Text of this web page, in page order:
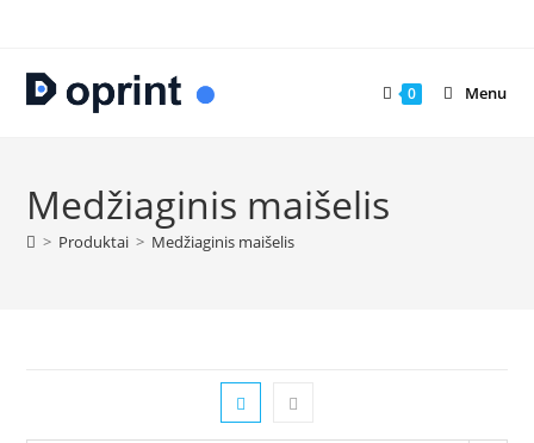
content
0 Menu
Medžiaginis maišelis
> Produktai > Medžiaginis maišelis